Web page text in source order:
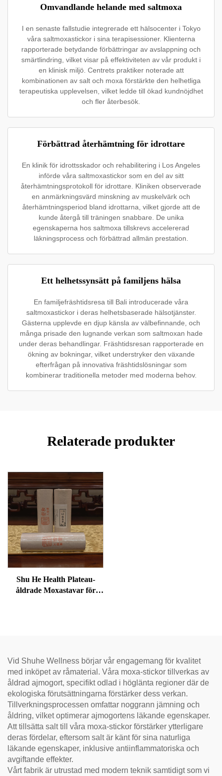
Omvandlande helande med saltmoxa
I en senaste fallstudie integrerade ett hälsocenter i Tokyo
våra saltmoxastickor i sina terapisessioner. Klienterna
rapporterade betydande förbättringar av avslappning och
smärtlindring, vilket visar på effektiviteten av vår produkt i
en klinisk miljö. Centrets praktiker noterade att
kombinationen av salt och moxa förstärkte den helhetliga
terapeutiska upplevelsen, vilket ledde till ökad kundnöjdhet
och fler återbesök.
Förbättrad återhämtning för idrottare
En klinik för idrottsskador och rehabilitering i Los Angeles
införde våra saltmoxastickor som en del av sitt
återhämtningsprotokoll för idrottare. Kliniken observerade
en anmärkningsvärd minskning av muskelvärk och
återhämtningsperiod bland idrottarna, vilket gjorde att de
kunde återgå till träningen snabbare. De unika
egenskaperna hos saltmoxa tillskrevs accelererad
läkningsprocess och förbättrad allmän prestation.
Ett helhetssynsätt på familjens hälsa
En familjefräshtidsresa till Bali introducerade våra
saltmoxastickor i deras helhetsbaserade hälsotjänster.
Gästerna upplevde en djup känsla av välbefinnande, och
många prisade den lugnande verkan som saltmoxan hade
under deras behandlingar. Fräshtidsresan rapporterade en
ökning av bokningar, vilket understryker den växande
efterfrågan på innovativa fräshtidslösningar som
kombinerar traditionella metoder med moderna behov.
Relaterade produkter
Shu He Health Plateau-
åldrade Moxastavar för
Vid Shuhe Wellness börjar vår engagemang för kvalitet
med inköpet av råmaterial. Våra moxa-stickor tillverkas av
åldrad ajmogort, specifikt odlad i höglänta regioner där de
ekologiska förutsättningarna förstärker dess verkan.
Tillverkningsprocessen omfattar noggrann jämning och
åldring, vilket optimerar ajmogortens läkande egenskaper.
Att tillsätta salt till våra moxa-stickor förstärker ytterligare
deras fördelar, eftersom salt är känt för sina naturliga
läkande egenskaper, inklusive antiinflammatoriska och
avgiftande effekter.
Vårt fabrik är utrustad med modern teknik samtidigt som vi